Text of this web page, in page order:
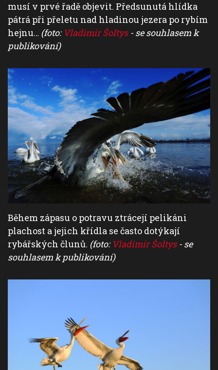
musí v prvé řadě objevit. Předsunutá hlídka
pátrá při přeletu nad hladinou jezera po rybím
hejnu… (foto: Vladimír Šoltys- se souhlasem k
publikování)
Během zápasu o potravu ztrácejí pelikáni
plachost a jejich křídla se často dotýkají
rybářských člunů. (foto: Vladimír Šoltys- se
souhlasem k publikování)